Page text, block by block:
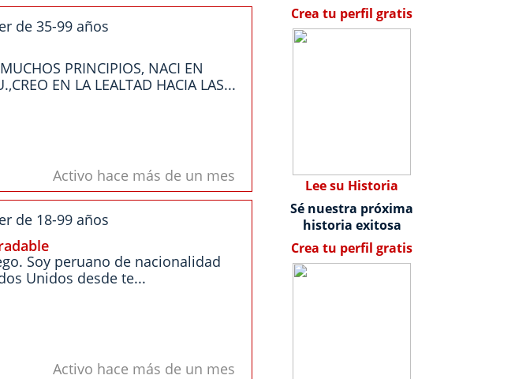
de 35-99 años
PRINCIPIOS, NACI EN
EN LA LEALTAD HACIA LAS...
Activo hace más de un mes
de 18-99 años
Soy peruano de nacionalidad
Unidos desde te...
Activo hace más de un mes
Crea tu perfil gratis
Lee su Historia
Sé nuestra próxima
historia exitosa
Crea tu perfil gratis